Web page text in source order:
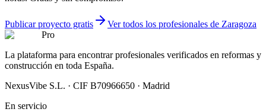
Publicar proyecto gratis
Ver todos los profesionales de Zaragoza
Pro
La plataforma para encontrar profesionales verificados en reformas y
construcción en toda España.
NexusVibe S.L. · CIF B70966650 · Madrid
En servicio